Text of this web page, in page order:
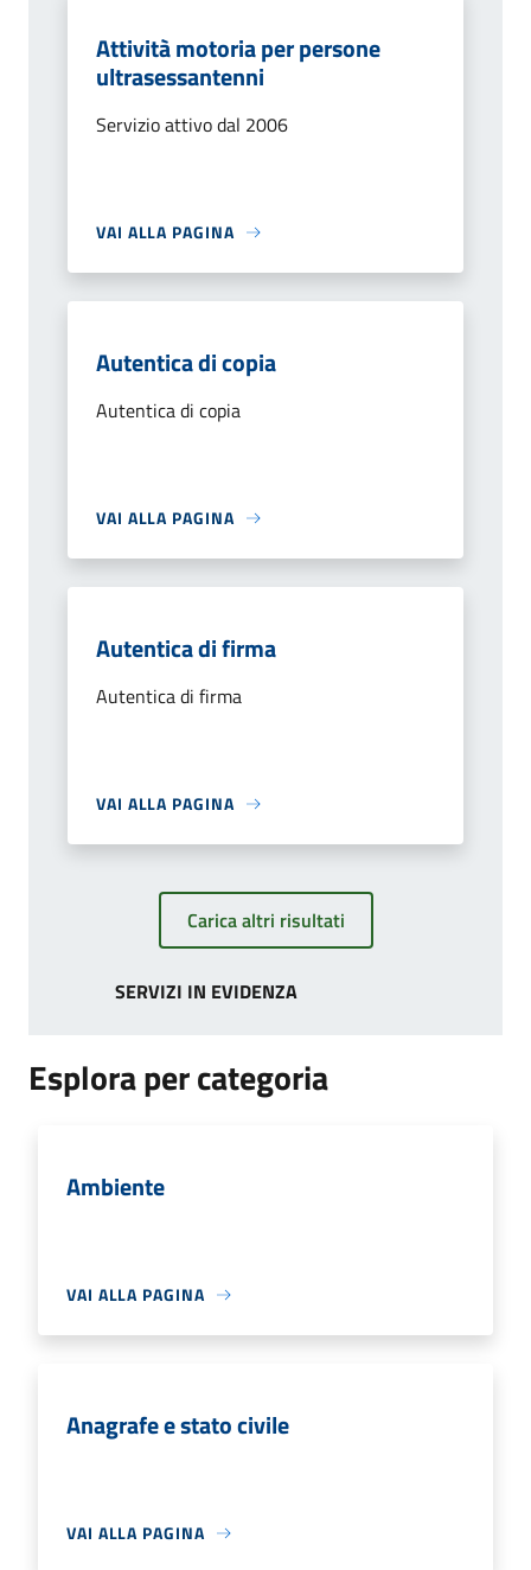
Attività motoria per persone
ultrasessantenni
Servizio attivo dal 2006
VAI ALLA PAGINA
Autentica di copia
Autentica di copia
VAI ALLA PAGINA
Autentica di firma
Autentica di firma
VAI ALLA PAGINA
Carica altri risultati
SERVIZI IN EVIDENZA
Esplora per categoria
Ambiente
VAI ALLA PAGINA
Anagrafe e stato civile
VAI ALLA PAGINA